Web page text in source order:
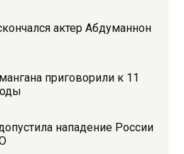
актер Абдуманнон
приговорили к 11
нападение России